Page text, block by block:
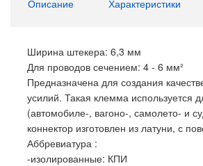
Описание Характеристики
Ширина штекера: 6,3 мм
Для проводов сечением: 4 - 6 мм²
Предназначена для создания
усилий. Такая клемма используется
(автомобиле-, вагоно-, самолето- и
коннектор изготовлен из латуни, с
Аббревиатура :
-изолированные: КПИ